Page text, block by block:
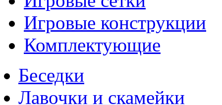
Игровые конструкции
Комплектующие
Беседки
Лавочки и скамейки